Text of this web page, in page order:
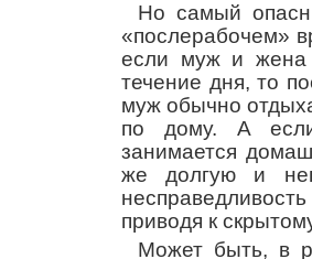
Но самый
«послерабочем»
если муж и жена
течение дня, то
муж обычно
по дому. А
занимается
же долгую и
приводя к
Может быть, в